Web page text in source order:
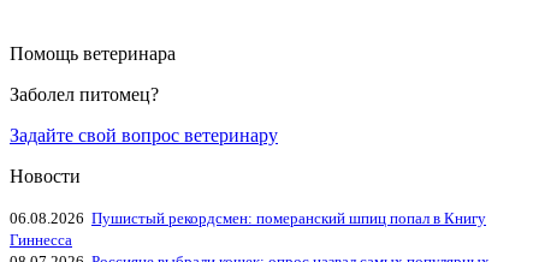
Помощь ветеринара
Заболел питомец?
Задайте свой вопрос ветеринару
Новости
06.08.2026 Пушистый рекордсмен: померанский шпиц попал в Книгу
Гиннесса